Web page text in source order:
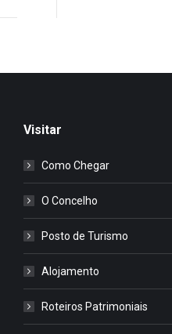
Visitar
Como Chegar
O Concelho
Posto de Turismo
Alojamento
Roteiros Patrimoniais